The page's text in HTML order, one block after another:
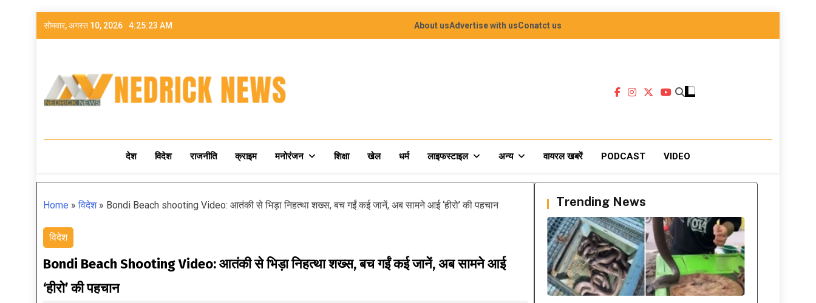
सोमवार, अगस्त 10, 2026 4:25:25 AM About usAdvertise with usConatct us
NEDRICK NEWS
देश विदेश राजनीति क्राइम मनोरंजन शिक्षा खेल धर्म लाइफस्टाइल अन्य वायरल खबरें PODCAST VIDEO
Home »विदेश» Bondi Beach shooting Video: आतंकी से भिड़ा निहत्था शख्स, बच गईं कई जानें, अब सामने आई ‘हीरो’ की पहचान
विदेश
Bondi Beach Shooting Video: आतंकी से भिड़ा निहत्था शख्स, बच गईं कई जानें, अब सामने आई
‘हीरो’ की पहचान
Trending News